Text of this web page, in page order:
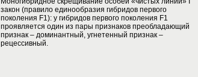
закон (правило единообразия гибридов первого
поколения F1): у гибридов первого поколения F1
проявляется один из пары признаков преобладающий
признак – доминантный, угнетенный признак –
рецессивный.